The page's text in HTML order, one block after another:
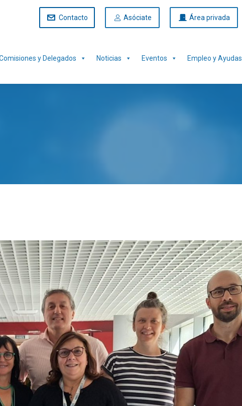
Contacto Asóciate Área privada
y Delegados Noticias Eventos Empleo y Ayudas